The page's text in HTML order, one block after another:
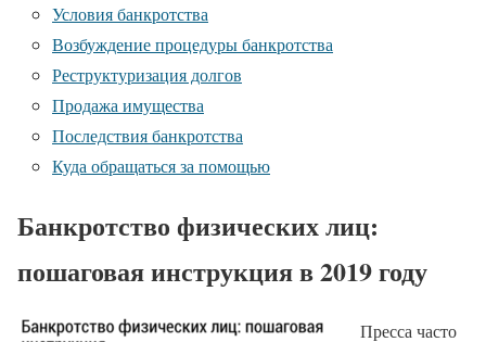
Условия банкротства
Возбуждение процедуры банкротства
Реструктуризация долгов
Продажа имущества
Последствия банкротства
Куда обращаться за помощью
Банкротство физических лиц:
пошаговая инструкция в 2019 году
Пресса часто